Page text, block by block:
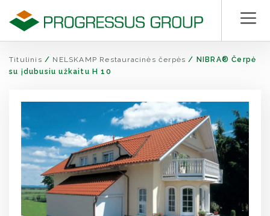
Titulinis / NELSKAMP Restauracinės čerpės / NIBRA® Čerpė
su įdubusiu užkaitu H 10